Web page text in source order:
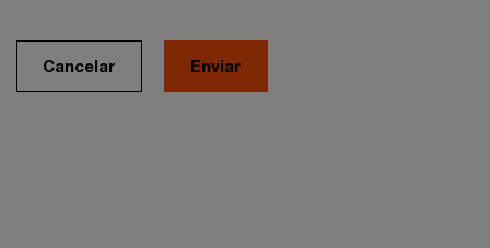
Cancelar